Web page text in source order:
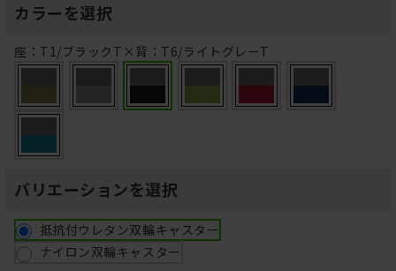
カラーを選択
座：T1/ブラックT×背：T6/ライトグレーT
バリエーションを選択
抵抗付ウレタン双輪キャスター
ナイロン双輪キャスター